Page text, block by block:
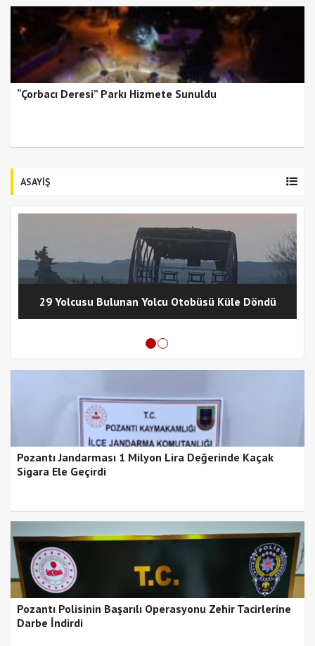
“Çorbacı Deresi” Parkı Hizmete Sunuldu
ASAYİŞ
29 Yolcusu Bulunan Yolcu Otobüsü Küle Döndü
Pozantı Jandarması 1 Milyon Lira Değerinde Kaçak
Sigara Ele Geçirdi
Pozantı Polisinin Başarılı Operasyonu Zehir Tacirlerine
Darbe İndirdi